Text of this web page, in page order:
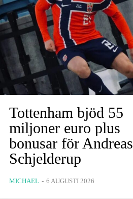
Tottenham bjöd 55
miljoner euro plus
bonusar för Andreas
Schjelderup
MICHAEL - 6 AUGUSTI 2026